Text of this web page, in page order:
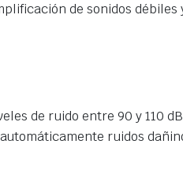
de sonidos
de ruido entre 90 y 110
ruidos